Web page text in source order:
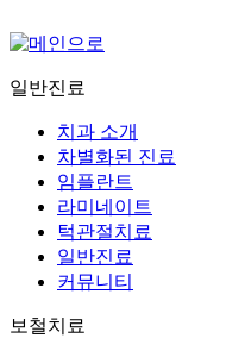
일반진료
치과 소개
차별화된 진료
임플란트
라미네이트
턱관절치료
일반진료
커뮤니티
보철치료